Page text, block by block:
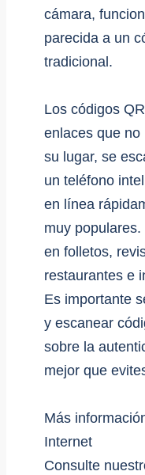
cámara,
parecida a un
tradicional.
Los códigos
enlaces que no
su lugar, se
un teléfono
en línea
muy
en folletos,
restaurantes e
Es importante
y escanear
sobre la
mejor que
Más
Internet
Consulte